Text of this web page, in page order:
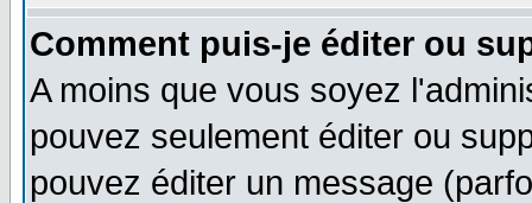
Comment puis-je éditer ou
A moins que vous soyez
pouvez seulement éditer ou
pouvez éditer un message